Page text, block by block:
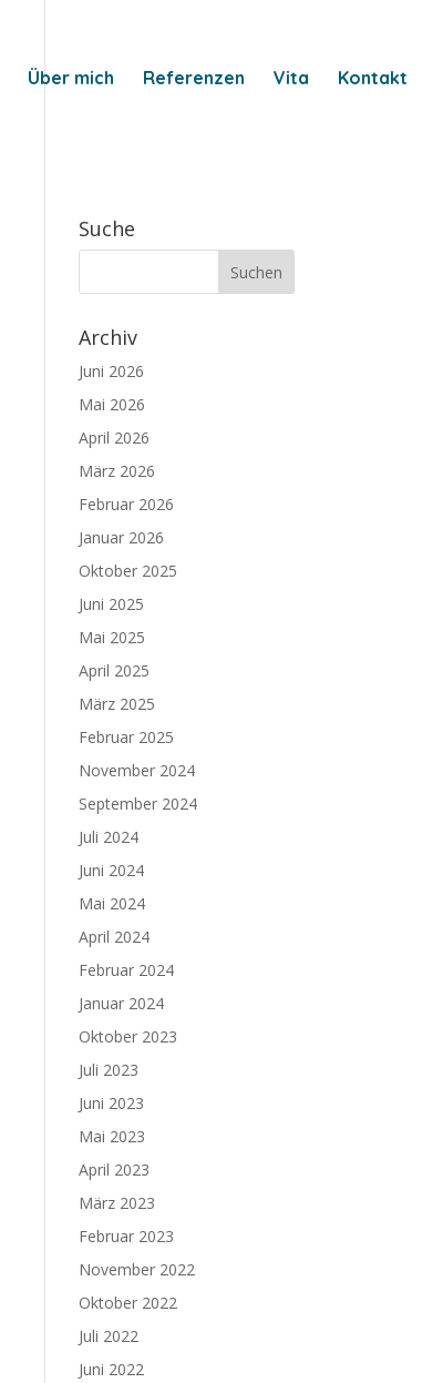
Über mich Referenzen Vita Kontakt
Suche
Archiv
Juni 2026
Mai 2026
April 2026
März 2026
Februar 2026
Januar 2026
Oktober 2025
Juni 2025
Mai 2025
April 2025
März 2025
Februar 2025
November 2024
September 2024
Juli 2024
Juni 2024
Mai 2024
April 2024
Februar 2024
Januar 2024
Oktober 2023
Juli 2023
Juni 2023
Mai 2023
April 2023
März 2023
Februar 2023
November 2022
Oktober 2022
Juli 2022
Juni 2022